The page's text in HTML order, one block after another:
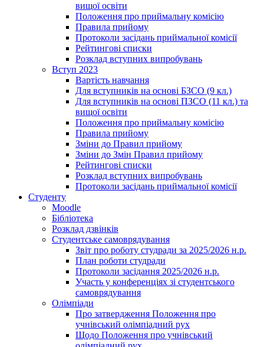
вищої освіти
Положення про приймальну комісію
Правила прийому
Протоколи засідань приймальної комісії
Рейтингові списки
Розклад вступних випробувань
Вступ 2023
Вартість навчання
Для вступників на основі БЗСО (9 кл.)
Для вступників на основі ПЗСО (11 кл.) та
вищої освіти
Положення про приймальну комісію
Правила прийому
Зміни до Правил прийому
Зміни до Змін Правил прийому
Рейтингові списки
Розклад вступних випробувань
Протоколи засідань приймальної комісії
Студенту
Moodle
Бібліотека
Розклад дзвінків
Студентське самоврядування
Звіт про роботу студради за 2025/2026 н.р.
План роботи студради
Протоколи засідання 2025/2026 н.р.
Участь у конференціях зі студентського
самоврядування
Олімпіади
Про затвердження Положення про
учнівський олімпіадний рух
Щодо Положення про учнівський